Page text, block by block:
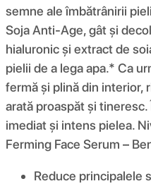
semne ale îmbătrânirii
Soja Anti-Age, gât și
hialuronic și extract de
pielii de a lega apa.* Ca
fermă și plină din interior,
arată proaspăt și
imediat și intens pielea.
Ferming Face Serum –
Reduce principalele